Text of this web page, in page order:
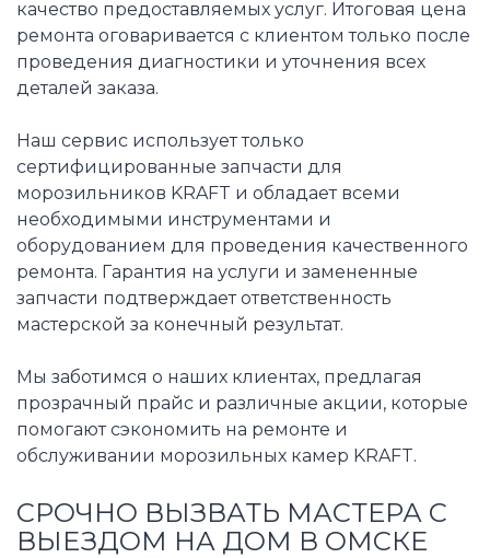
качество предоставляемых услуг. Итоговая цена
ремонта оговаривается с клиентом только после
проведения диагностики и уточнения всех
деталей заказа.
Наш сервис использует только
сертифицированные запчасти для
морозильников KRAFT и обладает всеми
необходимыми инструментами и
оборудованием для проведения качественного
ремонта. Гарантия на услуги и замененные
запчасти подтверждает ответственность
мастерской за конечный результат.
Мы заботимся о наших клиентах, предлагая
прозрачный прайс и различные акции, которые
помогают сэкономить на ремонте и
обслуживании морозильных камер KRAFT.
СРОЧНО ВЫЗВАТЬ МАСТЕРА С
ВЫЕЗДОМ НА ДОМ В ОМСКЕ